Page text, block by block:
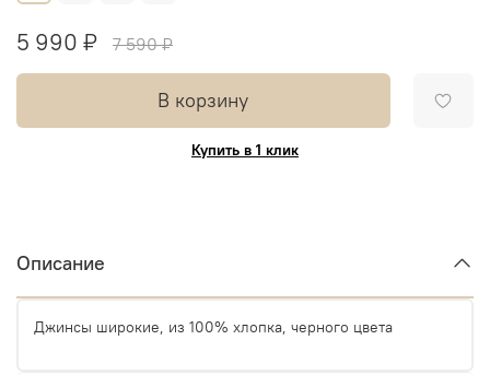
5 990 ₽ 7 590 ₽
В корзину
Купить в 1 клик
Описание
Джинсы широкие, из 100% хлопка, черного цвета